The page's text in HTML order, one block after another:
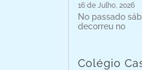
16 de Julho, 2026
No passado
decorreu no
Colégio